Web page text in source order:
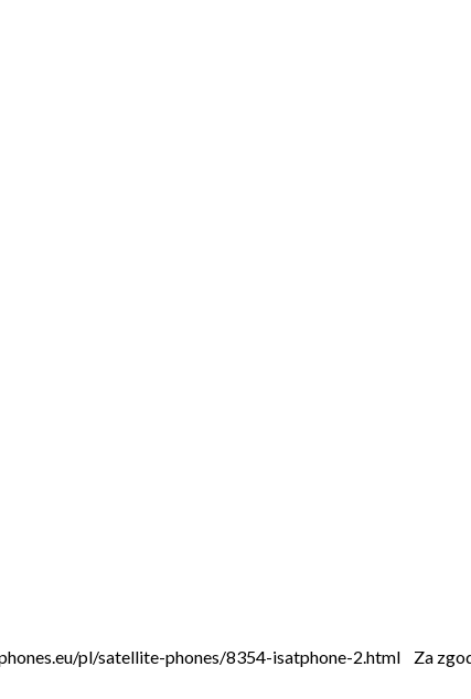
pl/satellite-phones/8354-isatphone-2.html Za